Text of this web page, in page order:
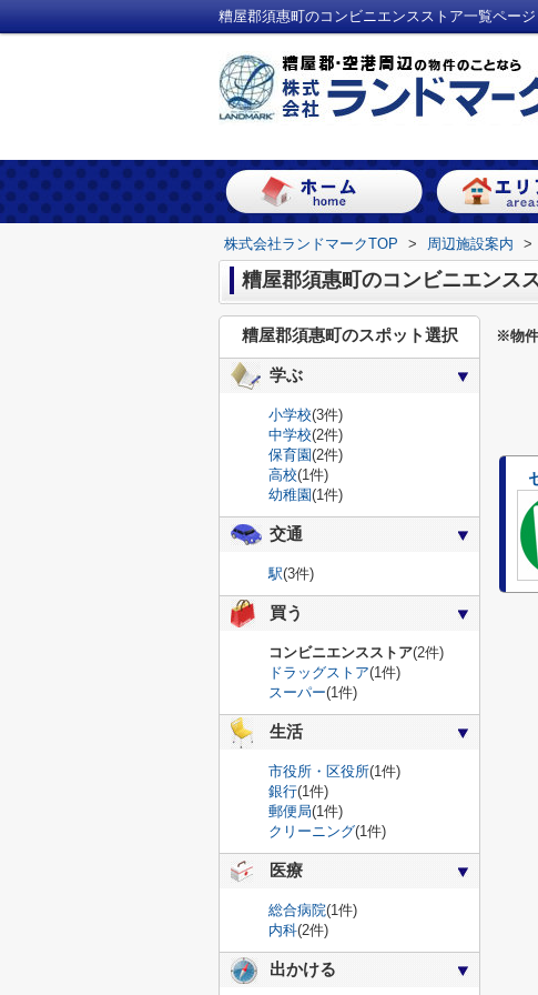
糟屋郡須惠町のコンビニエンスストア一覧ペー
株式会社ランドマークTOP > 周辺施設案内 >
糟屋郡須惠町のコンビニエンス
※物件
糟屋郡須惠町のスポット選択
学ぶ
小学校(3件)
中学校(2件)
保育園(2件)
高校(1件)
幼稚園(1件)
交通
駅(3件)
買う
コンビニエンスストア(2件)
ドラッグストア(1件)
スーパー(1件)
生活
市役所・区役所(1件)
銀行(1件)
郵便局(1件)
クリーニング(1件)
医療
総合病院(1件)
内科(2件)
出かける